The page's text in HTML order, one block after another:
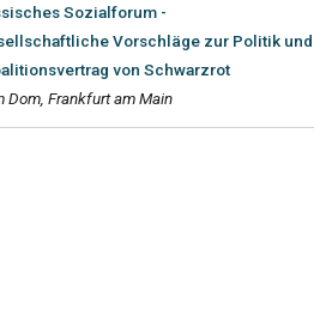
Sozialforum -
Vorschläge zur Politik und
von Schwarzrot
Dom, Frankfurt am Main